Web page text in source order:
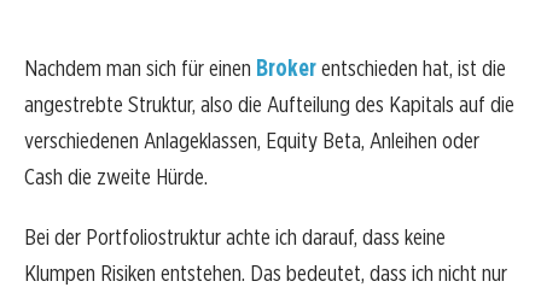
Nachdem man sich für einen Brokerentschieden hat, ist die
angestrebte Struktur, also die Aufteilung des Kapitals auf die
verschiedenen Anlageklassen, Equity Beta, Anleihen oder
Cash die zweite Hürde.
Bei der Portfoliostruktur achte ich darauf, dass keine
Klumpen Risiken entstehen. Das bedeutet, dass ich nicht nur